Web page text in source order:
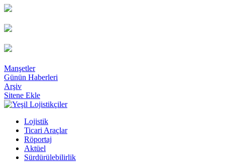
Manşetler
Günün Haberleri
Arşiv
Sitene Ekle
Lojistik
Ticari Araçlar
Röportaj
Aktüel
Sürdürülebilirlik